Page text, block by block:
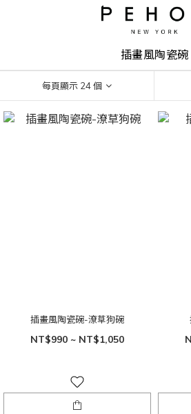
插畫風陶瓷碗
每頁顯示 24 個
插畫風陶瓷碗-潦草狗碗
NT$990 ~ NT$1,050